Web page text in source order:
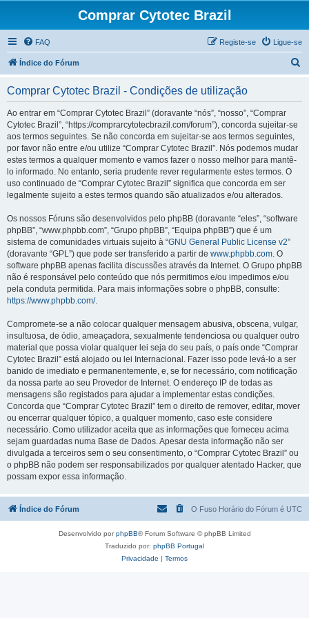
Comprar Cytotec Brazil
FAQ Ligue-se
Registe-se
Índice do Fórum
Comprar Cytotec Brazil - Condições de utilização
Ao entrar em “Comprar Cytotec Brazil” (doravante “nós”, “nosso”, “Comprar
Cytotec Brazil”, “https://comprarcytotecbrazil.com/forum”), concorda sujeitar-se
aos termos seguintes. Se não concorda em sujeitar-se aos termos seguintes,
por favor não entre e/ou utilize “Comprar Cytotec Brazil”. Nós podemos mudar
estes termos a qualquer momento e vamos fazer o nosso melhor para mantê-
lo informado. No entanto, seria prudente rever regularmente estes termos. O
uso continuado de “Comprar Cytotec Brazil” significa que concorda em ser
legalmente sujeito a estes termos quando são atualizados e/ou alterados.
Os nossos Fóruns são desenvolvidos pelo phpBB (doravante “eles”, “software
phpBB”, “www.phpbb.com”, “Grupo phpBB”, “Equipa phpBB”) que é um
sistema de comunidades virtuais sujeito à “GNU General Public License v2”
(doravante “GPL”) que pode ser transferido a partir de www.phpbb.com. O
software phpBB apenas facilita discussões através da Internet. O Grupo phpBB
não é responsável pelo conteúdo que nós permitimos e/ou impedimos e/ou
pela conduta permitida. Para mais informações sobre o phpBB, consulte:
https://www.phpbb.com/.
Compromete-se a não colocar qualquer mensagem abusiva, obscena, vulgar,
insultuosa, de ódio, ameaçadora, sexualmente tendenciosa ou qualquer outro
material que possa violar qualquer lei seja do seu país, o país onde “Comprar
Cytotec Brazil” está alojado ou lei Internacional. Fazer isso pode levá-lo a ser
banido de imediato e permanentemente, e, se for necessário, com notificação
da nossa parte ao seu Provedor de Internet. O endereço IP de todas as
mensagens são registados para ajudar a implementar estas condições.
Concorda que “Comprar Cytotec Brazil” tem o direito de remover, editar, mover
ou encerrar qualquer tópico, a qualquer momento, caso este considere
necessário. Como utilizador aceita que as informações que forneceu acima
sejam guardadas numa Base de Dados. Apesar desta informação não ser
divulgada a terceiros sem o seu consentimento, o “Comprar Cytotec Brazil” ou
o phpBB não podem ser responsabilizados por qualquer atentado Hacker, que
possam expor essa informação.
Índice do Fórum O Fuso Horário do Fórum é UTC
Desenvolvido porphpBB® Forum Software © phpBB Limited
Traduzido por: phpBB Portugal
Privacidade | Termos